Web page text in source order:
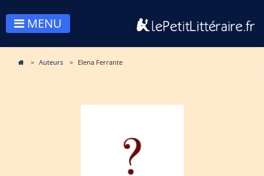
MENU
Auteurs Elena Ferrante